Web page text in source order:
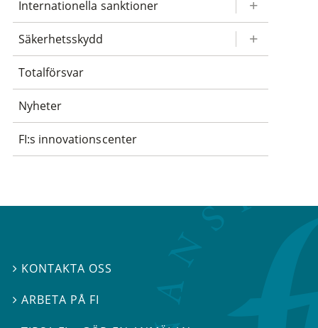
Internationella sanktioner
Säkerhetsskydd
Totalförsvar
Nyheter
FI:s innovationscenter
 KONTAKTA OSS
ARBETA PÅ FI